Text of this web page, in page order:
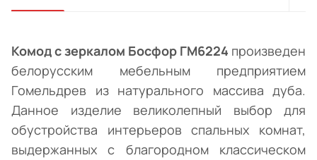
Комод с зеркалом Босфор ГМ6224 произведен
белорусским мебельным предприятием
Гомельдрев из натурального массива дуба.
Данное изделие великолепный выбор для
обустройства интерьеров спальных комнат,
выдержанных с благородном классическом